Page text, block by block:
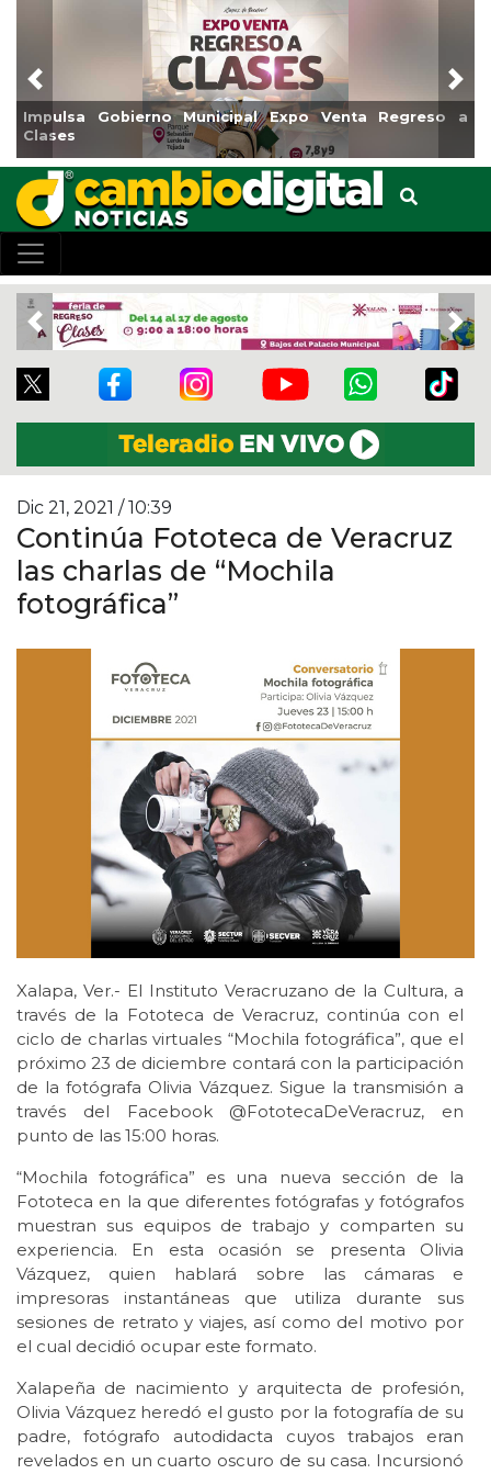
Gobierno Municipal Expo Venta Regreso a
Previous
Previous
Dic 21, 2021 / 10:39
Continúa Fototeca de Veracruz
las charlas de “Mochila
fotográfica”
Xalapa, Ver.- El Instituto Veracruzano de la Cultura, a
través de la Fototeca de Veracruz, continúa con el
ciclo de charlas virtuales “Mochila fotográfica”, que el
próximo 23 de diciembre contará con la participación
de la fotógrafa Olivia Vázquez. Sigue la transmisión a
través del Facebook @FototecaDeVeracruz, en
punto de las 15:00 horas.
“Mochila fotográfica” es una nueva sección de la
Fototeca en la que diferentes fotógrafas y fotógrafos
muestran sus equipos de trabajo y comparten su
experiencia. En esta ocasión se presenta Olivia
Vázquez, quien hablará sobre las cámaras e
impresoras instantáneas que utiliza durante sus
sesiones de retrato y viajes, así como del motivo por
el cual decidió ocupar este formato.
Xalapeña de nacimiento y arquitecta de profesión,
Olivia Vázquez heredó el gusto por la fotografía de su
padre, fotógrafo autodidacta cuyos trabajos eran
revelados en un cuarto oscuro de su casa. Incursionó